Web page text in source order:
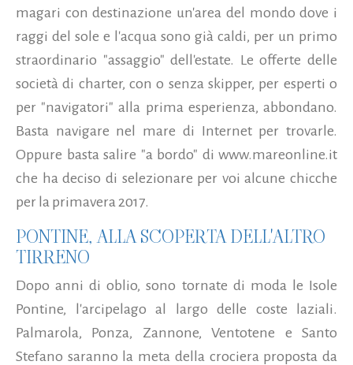
magari con destinazione un'area del mondo dove i
raggi del sole e l'acqua sono già caldi, per un primo
straordinario "assaggio" dell'estate. Le offerte delle
società di charter, con o senza skipper, per esperti o
per "navigatori" alla prima esperienza, abbondano.
Basta navigare nel mare di Internet per trovarle.
Oppure basta salire "a bordo" di www.mareonline.it
che ha deciso di selezionare per voi alcune chicche
per la primavera 2017.
PONTINE, ALLA SCOPERTA DELL'ALTRO
TIRRENO
Dopo anni di oblio, sono tornate di moda le Isole
Pontine, l'arcipelago al largo delle coste laziali.
Palmarola, Ponza, Zannone, Ventotene e Santo
Stefano saranno la meta della crociera proposta da